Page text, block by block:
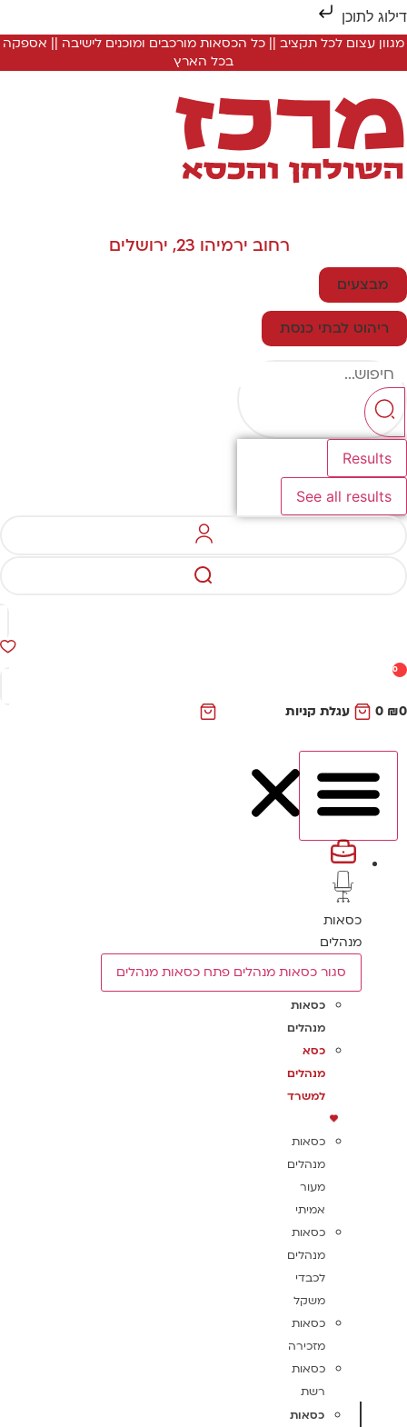
לתוכן
מגוון עצום לכל תקציב || כל הכסאות מורכבים ומוכנים לישיבה || אספקה
בכל הארץ
רחוב ירמיהו 23, ירושלים
מבצעים
ריהוט לבתי כנסת
Results
See all results
0
₪
0 עגלת קניות
כסאות
מנהלים
סגור כסאות מנהלים פתח כסאות מנהלים
כסאות
מנהלים
כסא
מנהלים
למשרד
כסאות
מנהלים
מעור
אמיתי
כסאות
מנהלים
לכבדי
משקל
כסאות
מזכירה
כסאות
רשת
כסאות